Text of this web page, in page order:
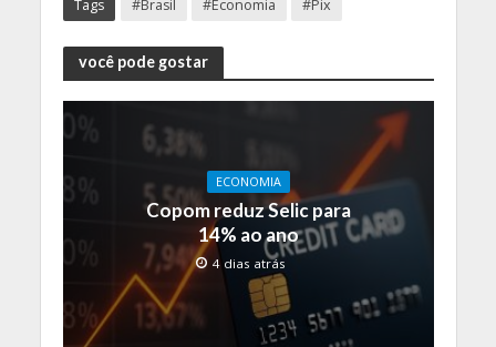
Tags #Brasil #Economia #Pix
você pode gostar
ECONOMIA
Copom reduz Selic para
14% ao ano
4 dias atrás